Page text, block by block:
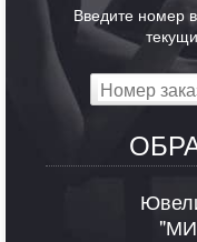
Введите номер